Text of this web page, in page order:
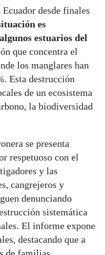
desde finales
es
estuarios del
que concentra el
los manglares han
Esta destrucción
de un ecosistema
la biodiversidad
se presenta
respetuoso con el
y las
cangrejeros y
denunciando
sistemática
El informe expone
destacando que a